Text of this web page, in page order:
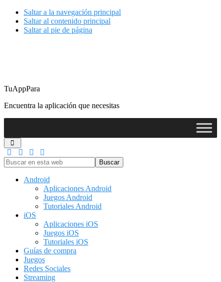
Saltar a la navegación principal
Saltar al contenido principal
Saltar al pie de página
TuAppPara
Encuentra la aplicación que necesitas
Buscar
en
Android
Aplicaciones Android
Juegos Android
Tutoriales Android
iOS
Aplicaciones iOS
Juegos iOS
Tutoriales iOS
Guías de compra
Juegos
Redes Sociales
Streaming